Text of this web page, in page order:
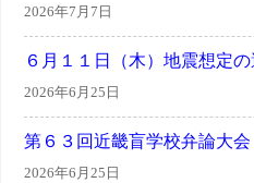
2026年7月7日
６月１１日（木）地震想定
2026年6月25日
第６３回近畿盲学校弁論大会
2026年6月25日